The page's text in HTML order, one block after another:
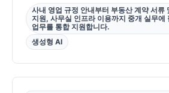
사내 영업 규정 안내부터 부동산 계약 서류
지원, 사무실 인프라 이용까지 중개 실무에
업무를 통합 지원합니다.
생성형 AI